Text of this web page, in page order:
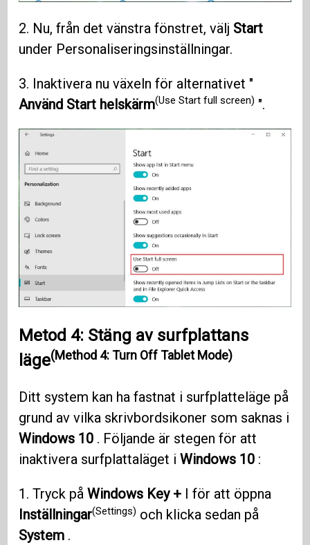
2. Nu, från det vänstra fönstret, välj Start
under Personaliseringsinställningar.
3. Inaktivera nu växeln för alternativet "
Använd Start helskärm(Use Start full screen) ".
Metod 4: Stäng av surfplattans
läge(Method 4: Turn Off Tablet Mode)
Ditt system kan ha fastnat i surfplatteläge på
grund av vilka skrivbordsikoner som saknas i
Windows 10 . Följande är stegen för att
inaktivera surfplattaläget iWindows 10 :
1. Tryck påWindows Key + I för att öppna
Inställningar(Settings) och klicka sedan på
System .